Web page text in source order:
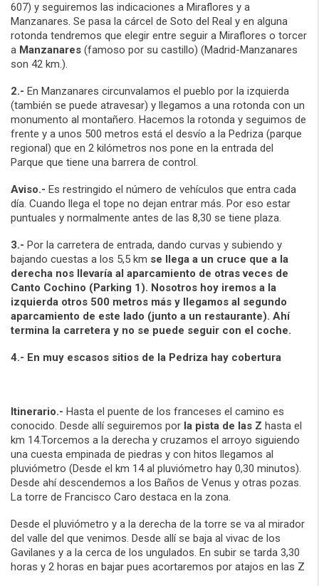
607) y seguiremos las indicaciones a Miraflores y a
Manzanares. Se pasa la cárcel de Soto del Real y en alguna
rotonda tendremos que elegir entre seguir a Miraflores o torcer
a Manzanares (famoso por su castillo) (Madrid-Manzanares
son 42 km.).
2.- En Manzanares circunvalamos el pueblo por la izquierda
(también se puede atravesar) y llegamos a una rotonda con un
monumento al montañero. Hacemos la rotonda y seguimos de
frente y a unos 500 metros está el desvío a la Pedriza (parque
regional) que en 2 kilómetros nos pone en la entrada del
Parque que tiene una barrera de control.
Aviso.- Es restringido el número de vehículos que entra cada
día. Cuando llega el tope no dejan entrar más. Por eso estar
puntuales y normalmente antes de las 8,30 se tiene plaza.
3.- Por la carretera de entrada, dando curvas y subiendo y
bajando cuestas a los 5,5 km se llega a un cruce que a la
derecha nos llevaría al aparcamiento de otras veces de
Canto Cochino (Parking 1). Nosotros hoy iremos a la
izquierda otros 500 metros más y llegamos al segundo
aparcamiento de este lado (junto a un restaurante). Ahí
termina la carretera y no se puede seguir con el coche.
4.- En muy escasos sitios de la Pedriza hay cobertura
Itinerario.- Hasta el puente de los franceses el camino es
conocido. Desde allí seguiremos por la pista de las Z hasta el
km 14.Torcemos a la derecha y cruzamos el arroyo siguiendo
una cuesta empinada de piedras y con hitos llegamos al
pluviómetro (Desde el km 14 al pluviómetro hay 0,30 minutos).
Desde ahí descendemos a los Baños de Venus y otras pozas.
La torre de Francisco Caro destaca en la zona.
Desde el pluviómetro y a la derecha de la torre se va al mirador
del valle del que venimos. Desde allí se baja al vivac de los
Gavilanes y a la cerca de los ungulados. En subir se tarda 3,30
horas y 2 horas en bajar pues acortaremos por atajos en las Z